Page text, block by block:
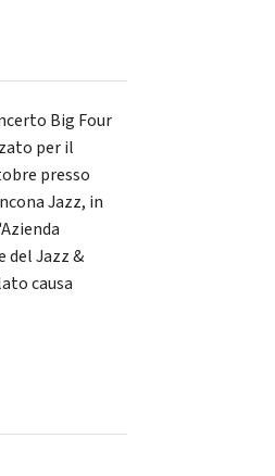
Big Four
per il
presso
Jazz, in
del Jazz &
causa